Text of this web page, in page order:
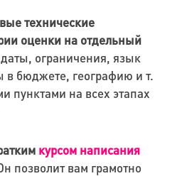
технические
оценки на отдельный
ограничения, язык
в бюджете, географию и т.
пунктами на всех этапах
курсом написания
позволит вам грамотно